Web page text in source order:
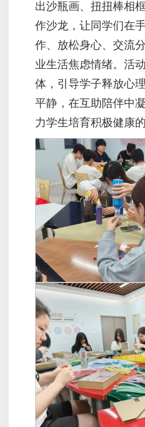
出沙瓶画、扭扭棒相
作沙龙，让同学们在
作、放松身心、交流
业生活焦虑情绪。活
体，引导学子释放心
平静，在互助陪伴中
力学生培育积极健康